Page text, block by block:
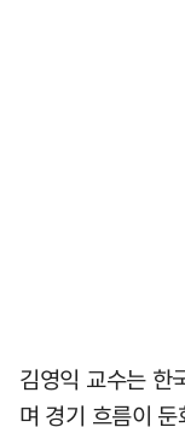
김영익 교수는 한
며 경기 흐름이